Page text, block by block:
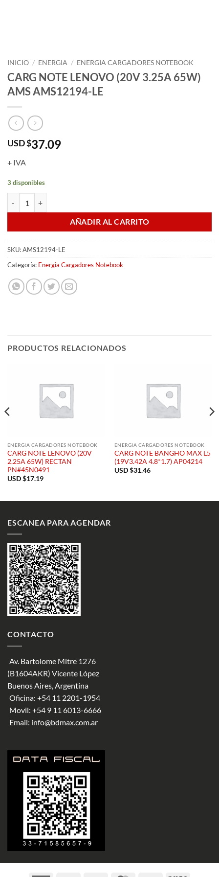
INICIO / ENERGIA / ENERGIA CARGADORES NOTEBOOK
CARG NOTE LENOVO (20V 3.25A 65W)
AMS AMS12194-LE
USD $37.09
+ IVA
3 disponibles
AÑADIR AL CARRITO
SKU:AMS12194-LE
Categoría: Energia Cargadores Notebook
PRODUCTOS RELACIONADOS
ENERGIA CARGADORES NOTEBOOK
CARG NOTE LENOVO (20V
2.25A 65W) RECTAN
PN#45N0491
USD $17.19
ENERGIA CARGADORES NOTEBOOK
CARG NOTE BANGHO MAX L5
(19V3.42A 4.8*1.7) AP04214
USD $31.46
ESCANEA PARA AGENDAR
CONTACTO
Av. Bartolome Mitre 1276
(B1604AKR) Vicente López
Buenos Aires, Argentina
Oficina: +54 11 2201-1954
Movil: +54 9 11 6013-6666
Email: info@bdmax.com.ar